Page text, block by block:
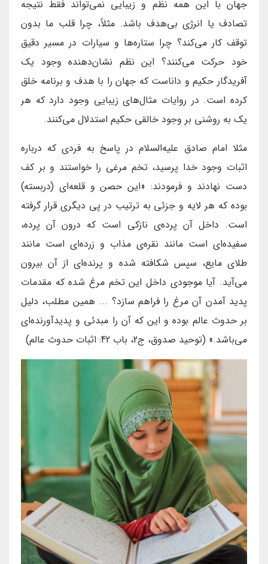
جهان با این ‌همه نظم و زیبایی نمی‌تواند فقط نتیجه
تصادف یا انرژی بی‌هدف باشد. مثلاً، چرا قلب ما بدون
توقف کار می‌کند؟ چرا ستاره‌ها و سیارات در مسیر دقیق
خود حرکت می‌کنند؟ این نظم نشان‌دهنده وجود یک
آفریدگار حکیم و داناست که جهان را با هدف و برنامه خلق
کرده است. در روایات مثال‌های زیبایی وجود دارد که هر
یک به روشنی بر وجود خالقی حکیم استدلال می‌کنند.
مثلا امام صادق علیه‌السلام در پاسخ به فردی که درباره
اثبات وجود خدا پرسید، تخم مرغی را خواستند و بر کف
دست نهادند و فرمودند: «این حصن و قلعه‌ای (دربسته)
بوده که هر لایه و جزئی به ترتیب در پی دیگری قرار گرفته
است. داخل آن پرده‌ی نازکی است که درون آن پرده،
سفیده‌ای است مانند نقره‌ی مذاب و زرده‌ای است مانند
طلای مایع، سپس شکافته شده و پرنده‌ای از آن بیرون
می‌آید. آیا موجودی داخل این تخم مرغ شده که مقدمات
پدید آمدن آن مرغ را فراهم سازد؟ ... همین مطلب، دلیل
بر حدوث عالم بوده و این که آن را مبدئی و پدیدآورنده‌ای
می‌باشد.» (توحید صدوق، ج2، باب 42: اثبات حدوث عالم)